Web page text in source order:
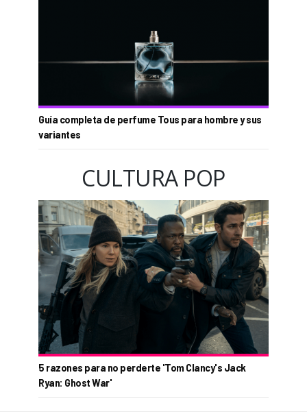
Guía completa de perfume Tous para hombre y sus
variantes
CULTURA POP
5 razones para no perderte 'Tom Clancy's Jack
Ryan: Ghost War'